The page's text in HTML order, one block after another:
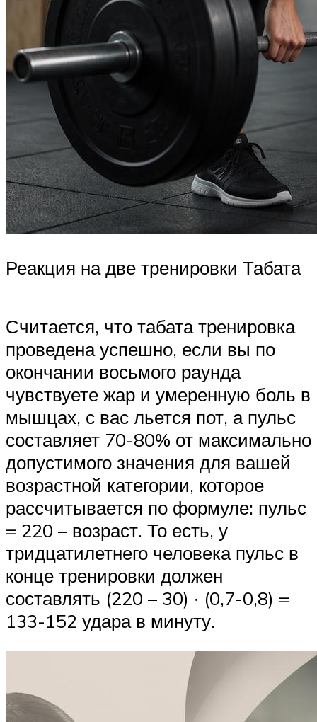
Реакция на две тренировки Табата
Считается, что табата тренировка
проведена успешно, если вы по
окончании восьмого раунда
чувствуете жар и умеренную боль в
мышцах, с вас льется пот, а пульс
составляет 70-80% от максимально
допустимого значения для вашей
возрастной категории, которое
рассчитывается по формуле: пульс
= 220 – возраст. То есть, у
тридцатилетнего человека пульс в
конце тренировки должен
составлять (220 – 30) ∙ (0,7-0,8) =
133-152 удара в минуту.